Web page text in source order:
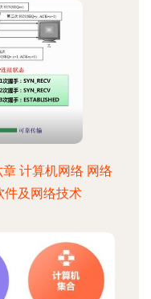
计算机网络 网络
件及网络技术